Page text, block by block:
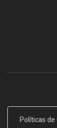
Políticas